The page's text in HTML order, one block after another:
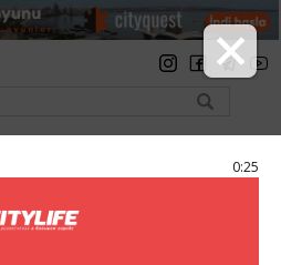
0:25
giriş Citylife Magazine